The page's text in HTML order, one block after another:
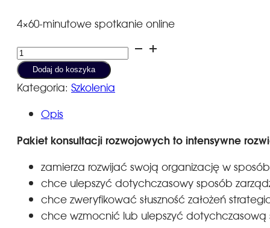
4×60-minutowe spotkanie online
ilość
Pakiet
konsultacji
rozwojowych
dla
Dodaj do koszyka
Kategoria: Szkolenia
Opis
Pakiet konsultacji rozwojowych to intensywne
zamierza rozwijać swoją organizację w
chce ulepszyć dotychczasowy sposób
chce zweryfikować słuszność założeń
chce wzmocnić lub ulepszyć dotychczasową